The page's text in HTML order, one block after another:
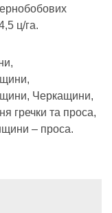
ц/га.
Черкащини,
гречки та проса,
– проса.